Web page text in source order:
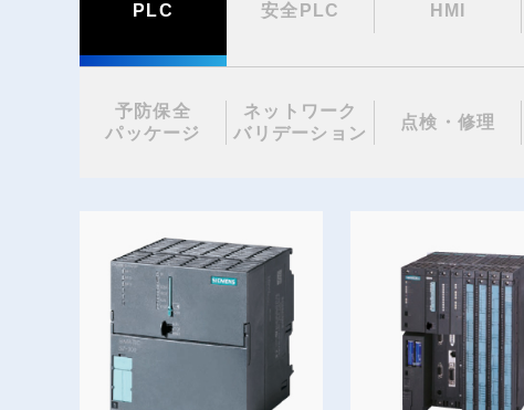
PLC 安全PLC HMI
予防保全
パッケージ
ネットワーク
バリデーション
点検・修理